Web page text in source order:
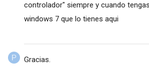
controlador" siempre y cuando
windows 7 que lo tienes aqui
Gracias.